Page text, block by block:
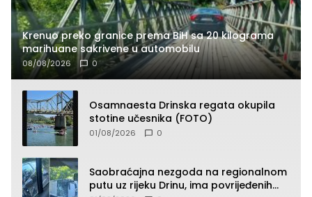
Krenuo preko granice prema BiH sa 20 kilograma
marihuane sakrivene u automobilu
08/08/2026 0
Osamnaesta Drinska regata okupila
stotine učesnika (FOTO)
01/08/2026 0
Saobraćajna nezgoda na regionalnom
putu uz rijeku Drinu, ima povrijeđenih